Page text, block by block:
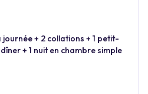
+ 2 collations + 1 petit-
+ 1 nuit en chambre simple